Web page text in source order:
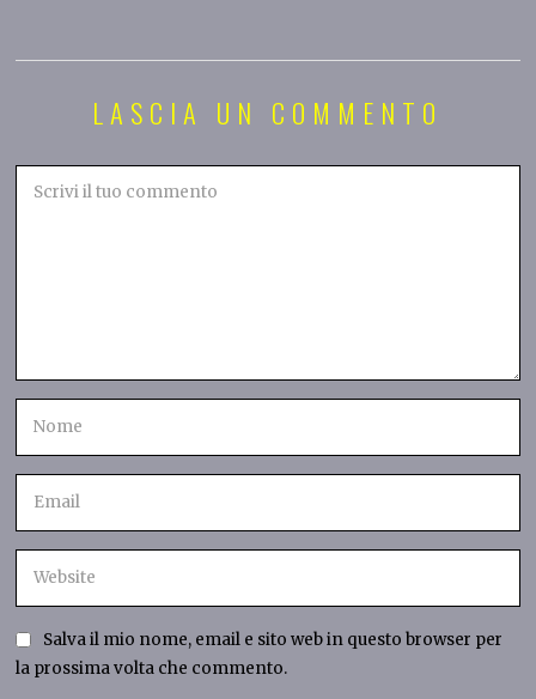
LASCIA UN COMMENTO
Salva il mio nome, email e sito web in questo browser per
la prossima volta che commento.